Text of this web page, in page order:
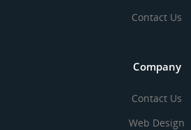
Contact Us
Company
Contact Us
Web Design